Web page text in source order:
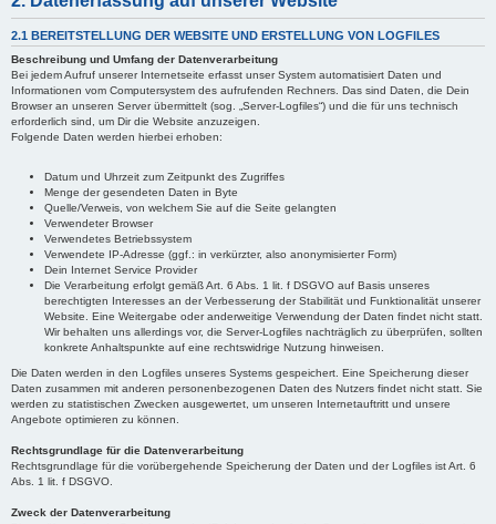
2.1 BEREITSTELLUNG DER WEBSITE UND ERSTELLUNG VON LOGFILES
Beschreibung und Umfang der Datenverarbeitung
Bei jedem Aufruf unserer Internetseite erfasst unser System automatisiert Daten und
Informationen vom Computersystem des aufrufenden Rechners. Das sind Daten, die Dein
Browser an unseren Server übermittelt (sog. „Server-Logfiles“) und die für uns technisch
erforderlich sind, um Dir die Website anzuzeigen.
Folgende Daten werden hierbei erhoben:
Datum und Uhrzeit zum Zeitpunkt des Zugriffes
Menge der gesendeten Daten in Byte
Quelle/Verweis, von welchem Sie auf die Seite gelangten
Verwendeter Browser
Verwendetes Betriebssystem
Verwendete IP-Adresse (ggf.: in verkürzter, also anonymisierter Form)
Dein Internet Service Provider
Die Verarbeitung erfolgt gemäß Art. 6 Abs. 1 lit. f DSGVO auf Basis unseres
berechtigten Interesses an der Verbesserung der Stabilität und Funktionalität unserer
Website. Eine Weitergabe oder anderweitige Verwendung der Daten findet nicht statt.
Wir behalten uns allerdings vor, die Server-Logfiles nachträglich zu überprüfen, sollten
konkrete Anhaltspunkte auf eine rechtswidrige Nutzung hinweisen.
Die Daten werden in den Logfiles unseres Systems gespeichert. Eine Speicherung dieser
Daten zusammen mit anderen personenbezogenen Daten des Nutzers findet nicht statt. Sie
werden zu statistischen Zwecken ausgewertet, um unseren Internetauftritt und unsere
Angebote optimieren zu können.
Rechtsgrundlage für die Datenverarbeitung
Rechtsgrundlage für die vorübergehende Speicherung der Daten und der Logfiles ist Art. 6
Abs. 1 lit. f DSGVO.
Zweck der Datenverarbeitung